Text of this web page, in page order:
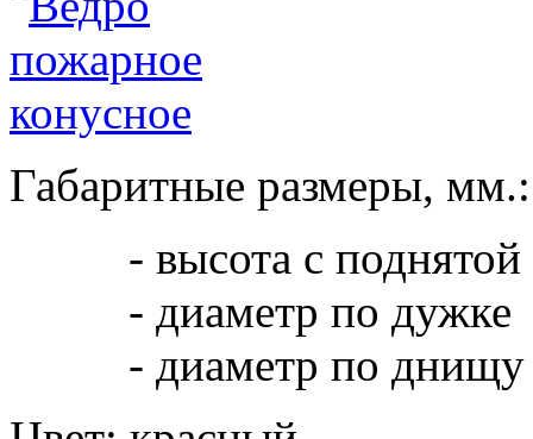
Габаритные размеры, мм.:
- высота с поднятой
- диаметр по дужке
- диаметр по